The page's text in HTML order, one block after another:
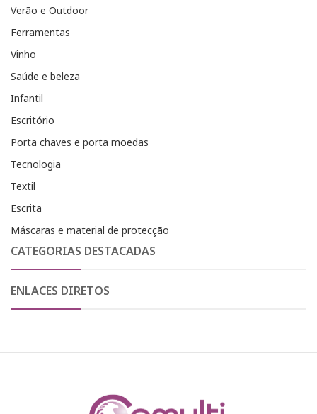
Verão e Outdoor
Ferramentas
Vinho
Saúde e beleza
Infantil
Escritório
Porta chaves e porta moedas
Tecnologia
Textil
Escrita
Máscaras e material de protecção
CATEGORIAS DESTACADAS
ENLACES DIRETOS